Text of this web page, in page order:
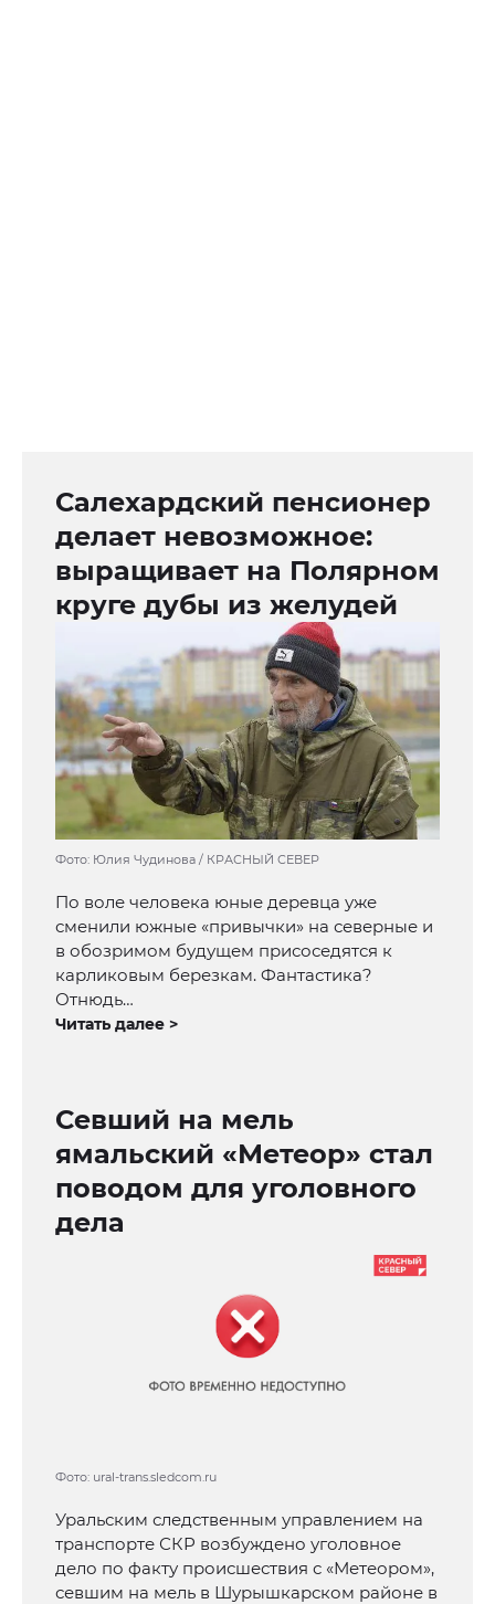
Салехардский пенсионер
делает невозможное:
выращивает на Полярном
круге дубы из желудей
Фото: Юлия Чудинова / КРАСНЫЙ СЕВЕР
По воле человека юные деревца уже
сменили южные «привычки» на северные и
в обозримом будущем присоседятся к
карликовым березкам. Фантастика?
Отнюдь…
Читать далее >
Севший на мель
ямальский «Метеор» стал
поводом для уголовного
дела
Фото: ural-trans.sledcom.ru
Уральским следственным управлением на
транспорте СКР возбуждено уголовное
дело по факту происшествия с «Метеором»,
севшим на мель в Шурышкарском районе в